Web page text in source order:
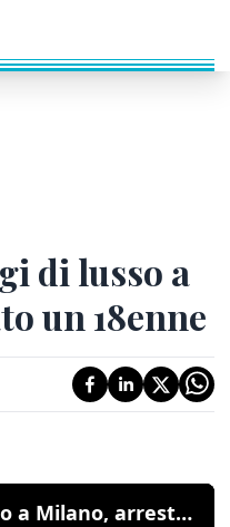
di lusso a
un 18enne
Rapine di orologi di lusso a Milano, arrestato un 18enne